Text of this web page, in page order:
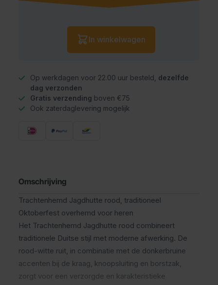
Aantal
In winkelwagen
Op werkdagen voor 22.00 uur besteld, dezelfde
dag verzonden
Gratis verzending boven €75
Ook zaterdaglevering mogelijk
Omschrijving
Trachtenhemd Jagdhutte rood, traditioneel
Oktoberfest overhemd voor heren
Het Trachtenhemd Jagdhutte rood combineert
traditionele Duitse stijl met moderne afwerking. De
rood-witte ruit, in combinatie met de donkerbruine
accenten bij de kraag, knoopsluiting en borstzak,
zorgt voor een verzorgde en karakteristieke